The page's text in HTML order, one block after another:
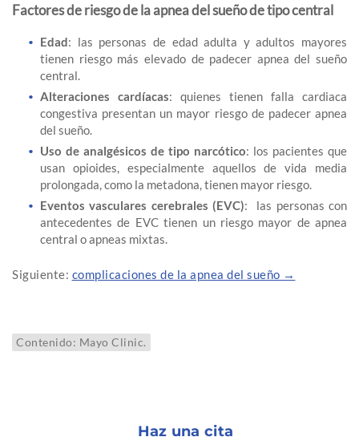
Factores de riesgo de la apnea del sueño de tipo central
Edad: las personas de edad adulta y adultos mayores
tienen riesgo más elevado de padecer apnea del sueño
central.
Alteraciones cardíacas: quienes tienen falla cardiaca
congestiva presentan un mayor riesgo de padecer apnea
del sueño.
Uso de analgésicos de tipo narcótico: los pacientes que
usan opioides, especialmente aquellos de vida media
prolongada, como la metadona, tienen mayor riesgo.
Eventos vasculares cerebrales (EVC): las personas con
antecedentes de EVC tienen un riesgo mayor de apnea
central o apneas mixtas.
Siguiente: complicaciones de la apnea del sueño →
Contenido: Mayo Clinic.
Haz una cita